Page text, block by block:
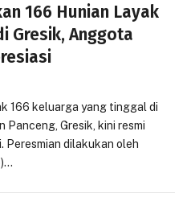
166 Hunian Layak
Gresik, Anggota
166 keluarga yang tinggal di
Panceng, Gresik, kini resmi
Peresmian dilakukan oleh